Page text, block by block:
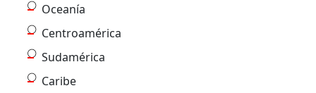
Oceanía
Centroamérica
Sudamérica
Caribe